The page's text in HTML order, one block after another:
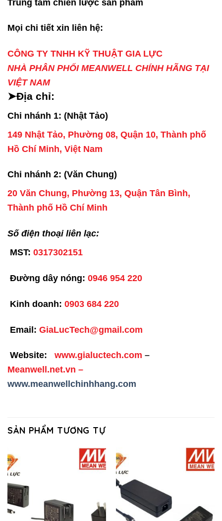
Trung tâm chiến lược sản phẩm
Mọi chi tiết xin liên hệ:
CÔNG TY TNHH KỸ THUẬT GIA LỰC
NHÀ PHÂN PHỐI MEANWELL CHÍNH HÃNG TẠI
VIỆT NAM
➤Địa chỉ:
Chi nhánh 1: (Nhật Tảo)
149 Nhật Tảo, Phường 08, Quận 10, Thành phố
Hồ Chí Minh, Việt Nam
Chi nhánh 2: (Văn Chung)
20 Văn Chung, Phường 13, Quận Tân Bình,
Thành phố Hồ Chí Minh
Số điện thoại liên lạc:
MST: 0317302151
Đường dây nóng: 0946 954 220
Kinh doanh: 0903 684 220
Email: GiaLucTech@gmail.com
Website: www.gialuctech.com –
Meanwell.net.vn –
www.meanwellchinhhang.com
SẢN PHẨM TƯƠNG TỰ